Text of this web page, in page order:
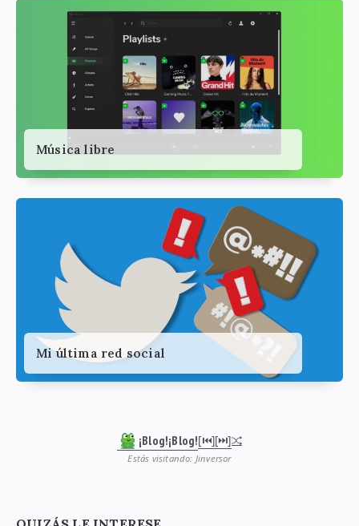
Música libre
Mi última red social
¡Blog!¡Blog![⏮︎][⏭︎]
Estás visitando: Jinversor